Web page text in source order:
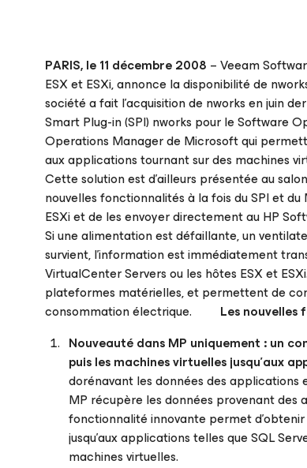
PARIS, le 11 décembre 2008 – Veeam
ESX et ESXi, annonce la disponibilité de
société a fait l’acquisition de nworks en juin
Smart Plug-in (SPI) nworks pour le Software
Operations Manager de Microsoft qui
aux applications tournant sur des machines
Cette solution est d’ailleurs présentée au
nouvelles fonctionnalités à la fois du SPI et
ESXi et de les envoyer directement au HP
Si une alimentation est défaillante, un
survient, l’information est immédiatement
VirtualCenter Servers ou les hôtes ESX et
plateformes matérielles, et permettent de
consommation électrique. Les
Nouveauté dans MP uniquement :un
puis les machines virtuelles jusqu’aux
dorénavant les données des applications
MP récupère les données provenant des
fonctionnalité innovante permet
jusqu’aux applications telles que SQL
machines virtuelles.